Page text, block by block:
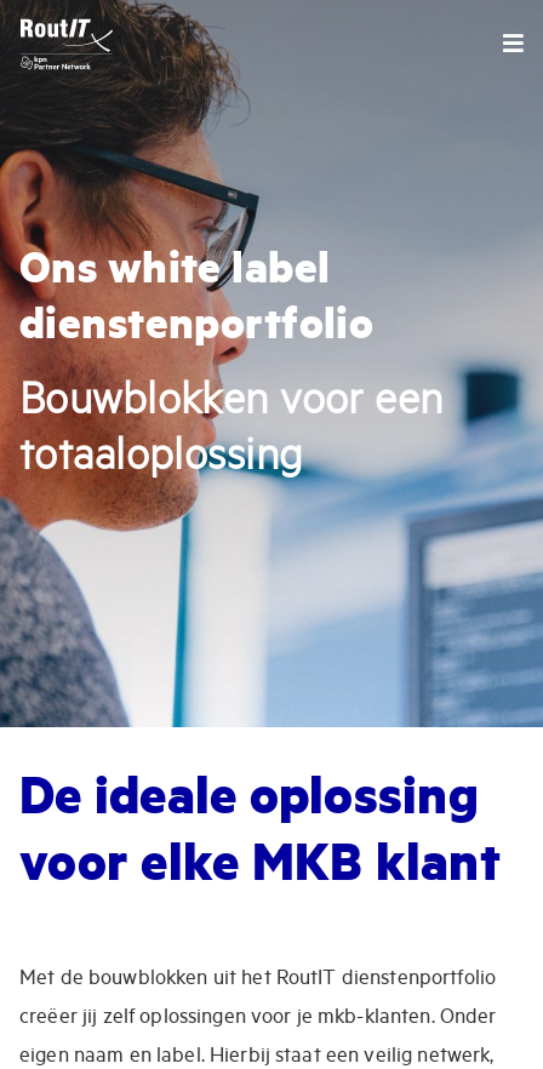
Ons white label
dienstenportfolio
Bouwblokken voor een
totaaloplossing
De ideale oplossing
voor elke MKB klant
Met de bouwblokken uit het RoutIT dienstenportfolio
creëer jij zelf oplossingen voor je mkb-klanten. Onder
eigen naam en label. Hierbij staat een veilig netwerk,